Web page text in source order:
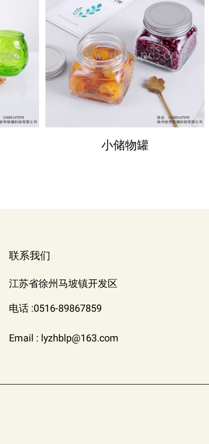
DETAILS
小储物罐
联系我们
江苏省徐州马坡镇开发区
电话 :0516-89867859
Email : lyzhblp@163.com